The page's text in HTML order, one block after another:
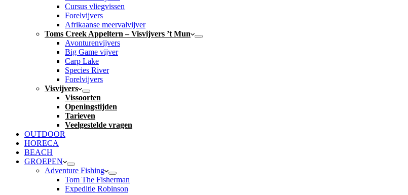
Cursus vliegvissen
Forelvijvers
Afrikaanse meervalvijver
Toms Creek Appeltern – Visvijvers ’t Mun
Avonturenvijvers
Big Game vijver
Carp Lake
Species River
Forelvijvers
Visvijvers
Vissoorten
Openingstijden
Tarieven
Veelgestelde vragen
OUTDOOR
HORECA
BEACH
GROEPEN
Adventure Fishing
Tom The Fisherman
Expeditie Robinson